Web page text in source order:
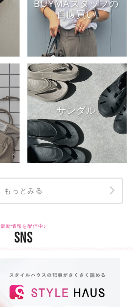
BUYMAスタッフの
自腹買い
サンダル
もっとみる
最新情報を配信中♪
SNS